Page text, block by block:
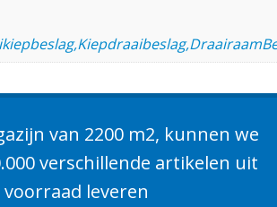
van 2200 m2, kunnen we
verschillende artikelen uit
voorraad leveren